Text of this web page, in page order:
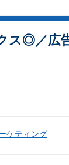
ス◎／広
ケティング